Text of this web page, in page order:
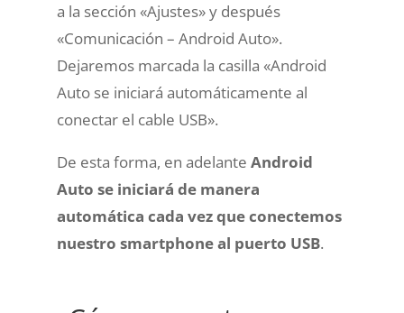
a la sección «Ajustes» y después
«Comunicación – Android Auto».
Dejaremos marcada la casilla «Android
Auto se iniciará automáticamente al
conectar el cable USB».
De esta forma, en adelante Android
Auto se iniciará de manera
automática cada vez que conectemos
nuestro smartphoneal puerto USB.